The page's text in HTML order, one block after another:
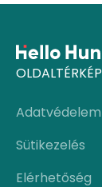
OLDALTÉRKÉP
Adatvédelem
Sütikezelés
Elérhetőség